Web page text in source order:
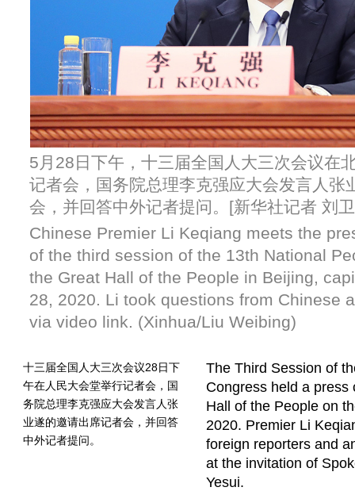
5月28日下午，十三届全国人大三次会议在
记者会，国务院总理李克强应大会发言人张
会，并回答中外记者提问。[新华社记者 刘
Chinese Premier Li Keqiang meets the
of the third session of the 13th National
the Great Hall of the People in Beijing,
28, 2020. Li took questions from Chinese
via video link. (Xinhua/Liu Weibing)
十三届全国人大三次会议28日下
午在人民大会堂举行记者会，国
务院总理李克强应大会发言人张
业遂的邀请出席记者会，并回答
中外记者提问。
The Third Session of
Congress held a
Hall of the People on
2020. Premier Li
foreign reporters and
at the invitation of
Yesui.